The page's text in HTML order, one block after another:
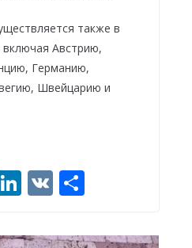
также в
включая Австрию,
Германию,
Швейцарию и
Li
k
V
п